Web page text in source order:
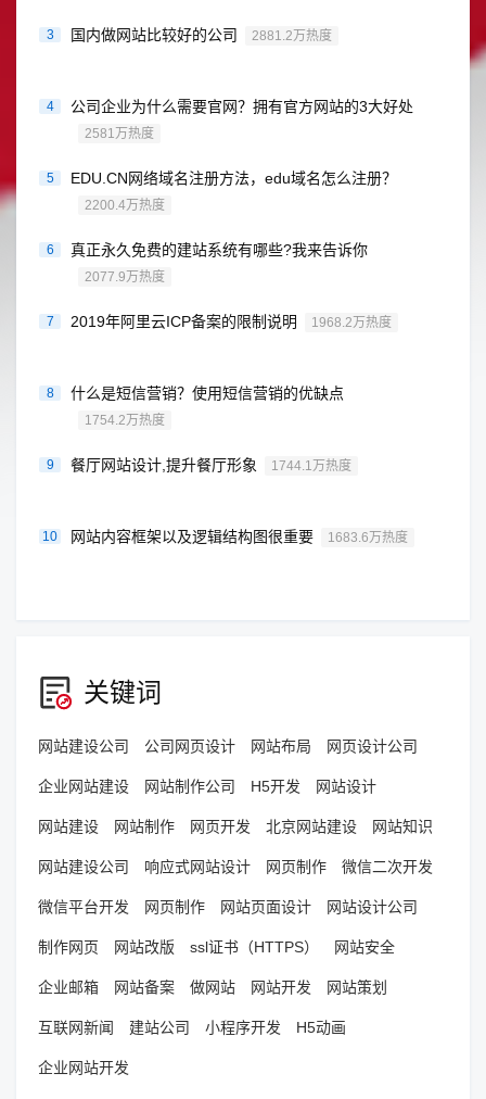
3 国内做网站比较好的公司 2881.2万热度
4 公司企业为什么需要官网？拥有官方网站的3大好处
2581万热度
5 EDU.CN网络域名注册方法，edu域名怎么注册？
2200.4万热度
6 真正永久免费的建站系统有哪些?我来告诉你
2077.9万热度
7 2019年阿里云ICP备案的限制说明 1968.2万热度
8 什么是短信营销？使用短信营销的优缺点
1754.2万热度
9 餐厅网站设计,提升餐厅形象 1744.1万热度
10 网站内容框架以及逻辑结构图很重要 1683.6万热度
关键词
网站建设公司 公司网页设计 网站布局 网页设计公司
企业网站建设 网站制作公司 H5开发 网站设计
网站建设 网站制作 网页开发 北京网站建设 网站知识
网站建设公司 响应式网站设计 网页制作 微信二次开发
微信平台开发 网页制作 网站页面设计 网站设计公司
制作网页 网站改版 ssl证书（HTTPS） 网站安全
企业邮箱 网站备案 做网站 网站开发 网站策划
互联网新闻 建站公司 小程序开发 H5动画
企业网站开发